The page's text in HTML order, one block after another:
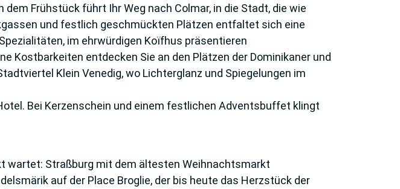
Frühstück führt Ihr Weg nach Colmar, in die Stadt, die wie
und festlich geschmückten Plätzen entfaltet sich eine
im ehrwürdigen Koïfhus präsentieren
Kostbarkeiten entdecken Sie an den Plätzen der Dominikaner und
Klein Venedig, wo Lichterglanz und Spiegelungen im
Bei Kerzenschein und einem festlichen Adventsbuffet klingt
wartet: Straßburg mit dem ältesten Weihnachtsmarkt
auf der Place Broglie, der bis heute das Herzstück der